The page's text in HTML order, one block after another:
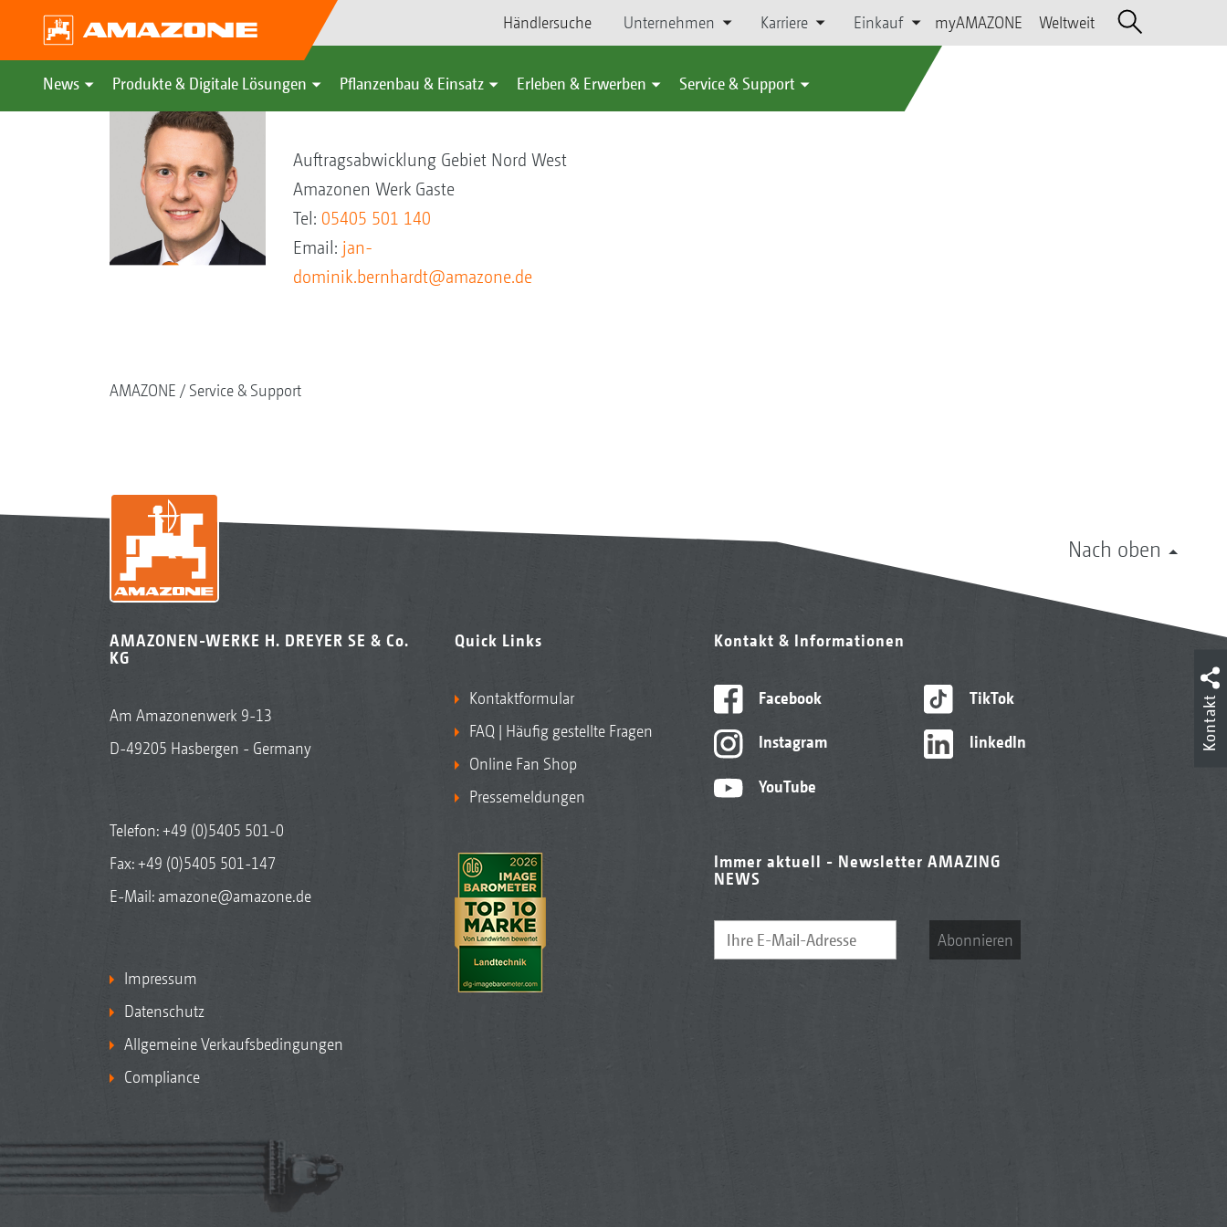
Händlersuche Unternehmen Karriere Einkauf myAMAZONE Weltweit
News Produkte & Digitale Lösungen Pflanzenbau & Einsatz Erleben & Erwerben Service & Support
Auftragsabwicklung Gebiet Nord West
Amazonen Werk Gaste
Tel: 05405 501 140
Email: jan-
dominik.bernhardt@amazone.de
AMAZONE Service & Support
Nach oben
AMAZONEN-WERKE H. DREYER SE & Co.
KG
Am Amazonenwerk 9-13
D-49205 Hasbergen - Germany
Telefon:+49 (0)5405 501-0
Fax: +49 (0)5405 501-147
E-Mail: amazone@amazone.de
Impressum
Datenschutz
Allgemeine Verkaufsbedingungen
Compliance
Quick Links
Kontaktformular
FAQ | Häufig gestellte Fragen
Online Fan Shop
Pressemeldungen
Kontakt & Informationen
Facebook
Instagram
YouTube
TikTok
linkedIn
Immer aktuell - Newsletter AMAZING
NEWS
Abonnieren
Kontakt